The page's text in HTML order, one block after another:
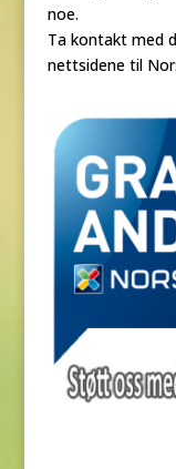
noe.
Ta kontakt med
nettsidene til